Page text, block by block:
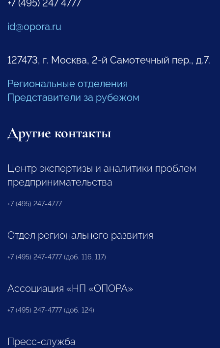
+7 (495) 247 4777
id@opora.ru
127473, г. Москва, 2-й Самотечный пер., д.7.
Региональные отделения
Представители за рубежом
Другие контакты
Центр экспертизы и аналитики проблем
предпринимательства
+7 (495) 247-4777
Отдел регионального развития
+7 (495) 247-4777 (доб. 116, 117)
Ассоциация «НП «ОПОРА»
+7 (495) 247-4777 (доб. 124)
Пресс-служба